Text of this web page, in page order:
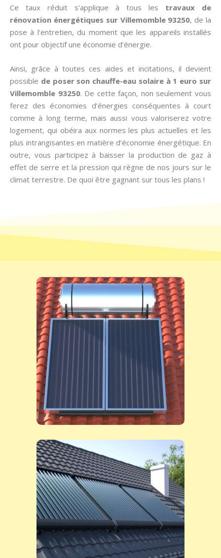
Ce taux réduit s’applique à tous les travaux de
rénovation énergétiques sur Villemomble 93250, de la
pose à l’entretien, du moment que les appareils installés
ont pour objectif une économie d’énergie.
Ainsi, grâce à toutes ces aides et incitations, il devient
possible de poser son chauffe-eau solaire à 1 euro sur
Villemomble 93250. De cette façon, non seulement vous
ferez des économies d’énergies conséquentes à court
comme à long terme, mais aussi vous valoriserez votre
logement, qui obéira aux normes les plus actuelles et les
plus intrangisantes en matière d’économie énergétique. En
outre, vous participez à baisser la production de gaz à
effet de serre et la pression qui règne de nos jours sur le
climat terrestre. De quoi être gagnant sur tous les plans !